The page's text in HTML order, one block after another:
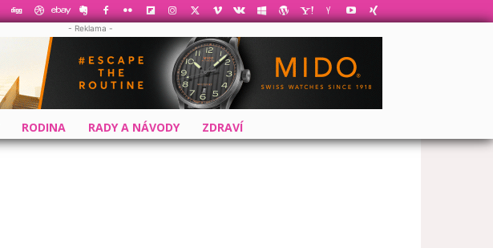
- Reklama -
RODINA RADY A NÁVODY ZDRAVÍ